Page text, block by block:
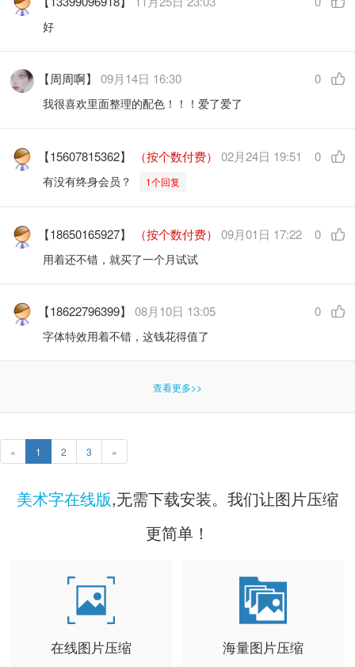
好
【周周啊】09月14日 16:30 0
我很喜欢里面整理的配色！！！爱了爱了
【15607815362】 （按个数付费） 02月24日 19:51 0
有没有终身会员？ 1个回复
【18650165927】 （按个数付费） 09月01日 17:22 0
用着还不错，就买了一个月试试
【18622796399】08月10日 13:05 0
字体特效用着不错，这钱花得值了
查看更多>>
« 1 2 3 »
美术字在线版,无需下载安装。我们让图片压缩
更简单！
在线图片压缩 海量图片压缩